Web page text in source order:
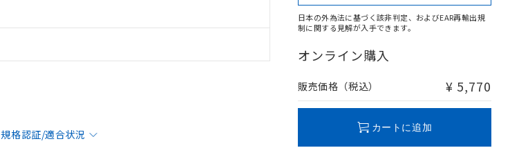
規格認証/適合状況
日本の外為法に基づく該非判定、およびEAR再輸出規
制に関する見解が入手できます。
オンライン購入
販売価格（税込） ¥ 5,770
カートに追加